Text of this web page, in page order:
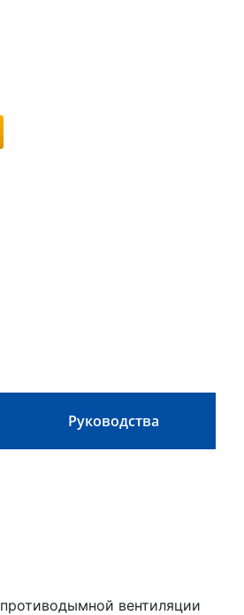
Руководства
вентиляции